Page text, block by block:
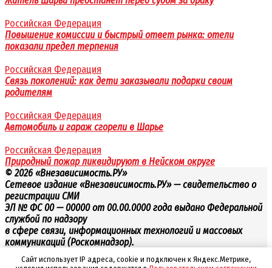
Российская Федерация
Повышение комиссии и быстрый ответ рынка: отели
показали предел терпения
Российская Федерация
Связь поколений: как дети заказывали подарки своим
родителям
Российская Федерация
Автомобиль и гараж сгорели в Шарье
Российская Федерация
Природный пожар ликвидируют в Нейском округе
© 2026 «Внезависимость.РУ»
Сетевое издание «Внезависимость.РУ» — свидетельство о
регистрации СМИ
ЭЛ № ФС 00 — 00000 от 00.00.0000 года выдано Федеральной
службой по надзору
в сфере связи, информационных технологий и массовых
коммуникаций (Роскомнадзор).
Сайт использует IP адреса, cookie и подключен к Яндекс.Метрике,